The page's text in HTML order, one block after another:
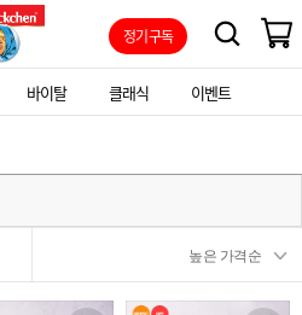
정기구독
바이탈 클래식 이벤트